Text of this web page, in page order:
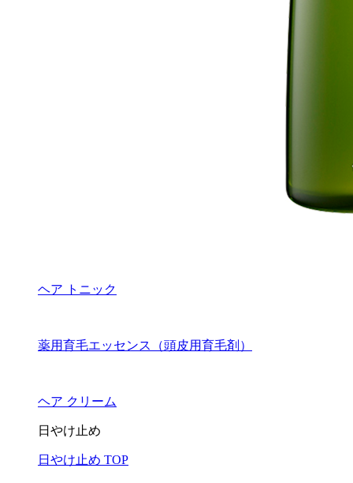
ヘア トニック
薬用育毛エッセンス（頭皮用育毛剤）
ヘア クリーム
日やけ止め
日やけ止め TOP